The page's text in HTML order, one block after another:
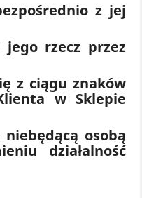
z jej
rzecz przez
z ciągu znaków
w Sklepie
osobą
działalność